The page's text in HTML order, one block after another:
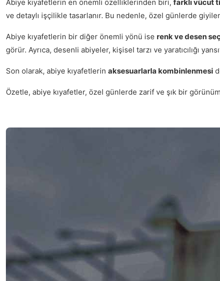
Abiye kıyafetlerin en önemli özelliklerinden biri, farklı vücut
ve detaylı işçilikle tasarlanır. Bu nedenle, özel günlerde
Abiye kıyafetlerin bir diğer önemli yönü ise renk ve desen
görür. Ayrıca, desenli abiyeler, kişisel tarzı ve yaratıcılığı
Son olarak, abiye kıyafetlerin aksesuarlarla kombinlenmesi
Özetle, abiye kıyafetler, özel günlerde zarif ve şık bir